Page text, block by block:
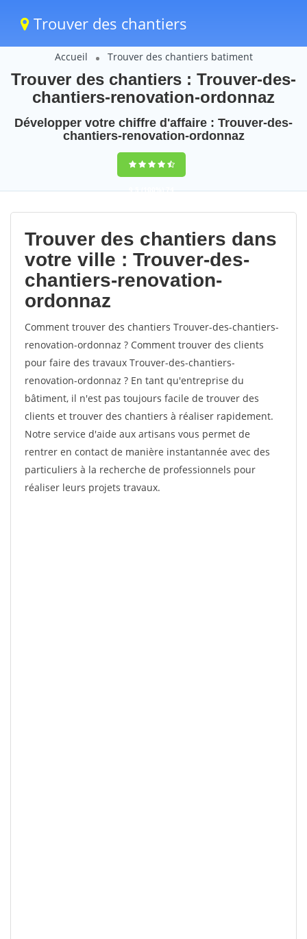
Trouver des chantiers
Accueil Trouver des chantiers batiment
Trouver des chantiers : Trouver-des-
chantiers-renovation-ordonnaz
Développer votre chiffre d'affaire : Trouver-des-
chantiers-renovation-ordonnaz
9,5(100%)74
votes
Trouver des chantiers dans
votre ville : Trouver-des-
chantiers-renovation-
ordonnaz
Comment trouver des chantiers Trouver-des-chantiers-
renovation-ordonnaz ? Comment trouver des clients
pour faire des travaux Trouver-des-chantiers-
renovation-ordonnaz ? En tant qu'entreprise du
bâtiment, il n'est pas toujours facile de trouver des
clients et trouver des chantiers à réaliser rapidement.
Notre service d'aide aux artisans vous permet de
rentrer en contact de manière instantannée avec des
particuliers à la recherche de professionnels pour
réaliser leurs projets travaux.